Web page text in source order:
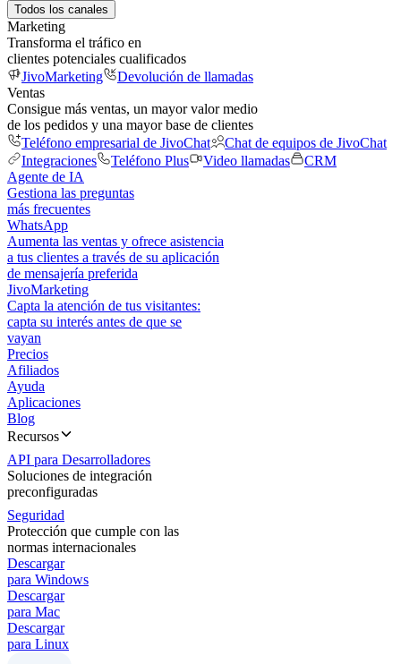
Todos los canales
Marketing
Transforma el tráfico en
clientes potenciales cualificados
JivoMarketing
Devolución de llamadas
Ventas
Consigue más ventas, un mayor valor medio
de los pedidos y una mayor base de clientes
Teléfono empresarial de JivoChat
Chat de equipos de JivoChat
Integraciones
Teléfono Plus Video llamadas
CRM
Agente de IA
Gestiona las preguntas
más frecuentes
WhatsApp
Aumenta las ventas y ofrece asistencia
a tus clientes a través de su aplicación
de mensajería preferida
JivoMarketing
Capta la atención de tus visitantes:
capta su interés antes de que se
vayan
Precios
Afiliados
Ayuda
Aplicaciones
Blog
Recursos
API para Desarrolladores
Soluciones de integración
preconfiguradas
Seguridad
Protección que cumple con las
normas internacionales
Descargar
para Windows
Descargar
para Mac
Descargar
para Linux